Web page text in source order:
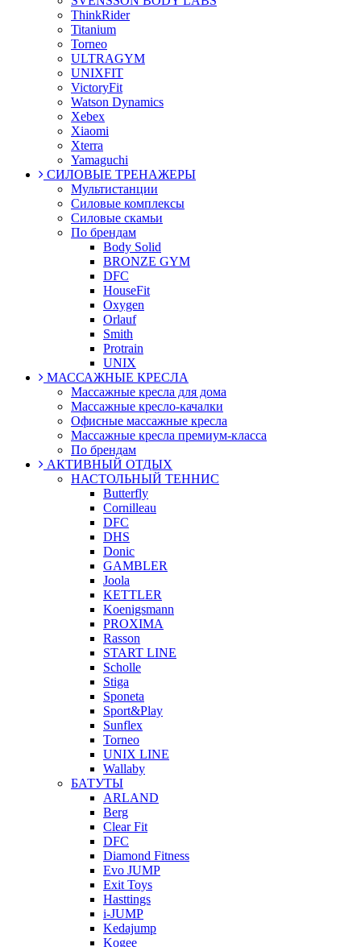
ThinkRider
Titanium
Torneo
ULTRAGYM
UNIXFIT
VictoryFit
Watson Dynamics
Xebex
Xiaomi
Xterra
Yamaguchi
СИЛОВЫЕ ТРЕНАЖЕРЫ
Мультистанции
Силовые комплексы
Силовые скамьи
По брендам
Body Solid
BRONZE GYM
DFC
HouseFit
Oxygen
Orlauf
Smith
Protrain
UNIX
МАССАЖНЫЕ КРЕСЛА
Массажные кресла для дома
Массажные кресло-качалки
Офисные массажные кресла
Массажные кресла премиум-класса
По брендам
АКТИВНЫЙ ОТДЫХ
НАСТОЛЬНЫЙ ТЕННИС
Butterfly
Cornilleau
DFC
DHS
Donic
GAMBLER
Joola
KETTLER
Koenigsmann
PROXIMA
Rasson
START LINE
Scholle
Stiga
Sponeta
Sport&Play
Sunflex
Torneo
UNIX LINE
Wallaby
БАТУТЫ
ARLAND
Berg
Clear Fit
DFC
Diamond Fitness
Evo JUMP
Exit Toys
Hasttings
i-JUMP
Kedajump
Kogee